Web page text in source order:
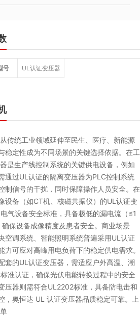
号 UL认证变压器
传统工业领域延伸至民生、医疗、新能源
稳定性成为不同场景的关键选择依据。在工
是生产线控制系统的关键供电设备，例如
通过UL认证的隔离变压器为PLC控制系统
制信号的干扰，同时保障操作人员安全。在
设备（如CT机、核磁共振仪）的UL认证变
气设备安全标准，具备极低的漏电流（≤1
保设备成像精度及患者安全。商业场景
空调系统、智能照明系统普遍采用UL认证
可应对高峰用电负荷下的稳定供电需求。
套的UL认证变压器，需适应户外高温、潮
准认证，确保光伏电能转换过程中的安全
压器则需符合UL2202标准，具备防电击和
，奥恒达 UL 认证变压器品质稳定可靠。上